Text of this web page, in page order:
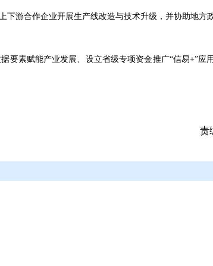
游合作企业开展生产线改造与技术升级，并协助地方
要素赋能产业发展、设立省级专项资金推广“信易+”应
责